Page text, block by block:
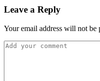
Leave a Reply
Your email address will not be